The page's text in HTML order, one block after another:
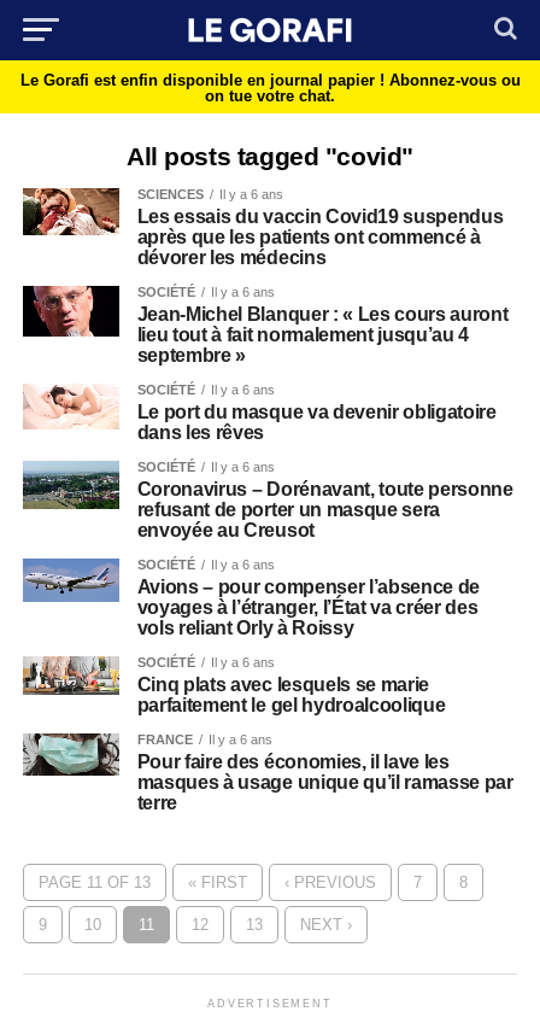
Le Gorafi est enfin disponible en journal papier ! Abonnez-vous ou
on tue votre chat.
All posts tagged "covid"
SCIENCES Il y a 6 ans
Les essais du vaccin Covid19 suspendus
après que les patients ont commencé à
dévorer les médecins
SOCIÉTÉ Il y a 6 ans
Jean-Michel Blanquer : « Les cours auront
lieu tout à fait normalement jusqu’au 4
septembre »
SOCIÉTÉ Il y a 6 ans
Le port du masque va devenir obligatoire
dans les rêves
SOCIÉTÉ Il y a 6 ans
Coronavirus – Dorénavant, toute personne
refusant de porter un masque sera
envoyée au Creusot
SOCIÉTÉ Il y a 6 ans
Avions – pour compenser l’absence de
voyages à l’étranger, l’État va créer des
vols reliant Orly à Roissy
SOCIÉTÉ Il y a 6 ans
Cinq plats avec lesquels se marie
parfaitement le gel hydroalcoolique
FRANCE Il y a 6 ans
Pour faire des économies, il lave les
masques à usage unique qu’il ramasse par
terre
PAGE 11 OF 13 « FIRST ‹ PREVIOUS 7 8
9 10 11 12 13 NEXT ›
ADVERTISEMENT